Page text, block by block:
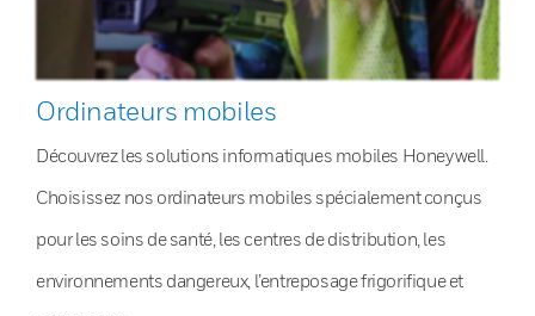
Ordinateurs mobiles
Découvrez les solutions informatiques mobiles Honeywell.
Choisissez nos ordinateurs mobiles spécialement conçus
pour les soins de santé, les centres de distribution, les
environnements dangereux, l’entreposage frigorifique et